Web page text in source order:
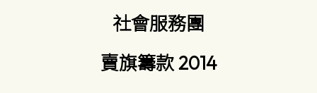
社會服務團
賣旗籌款2014